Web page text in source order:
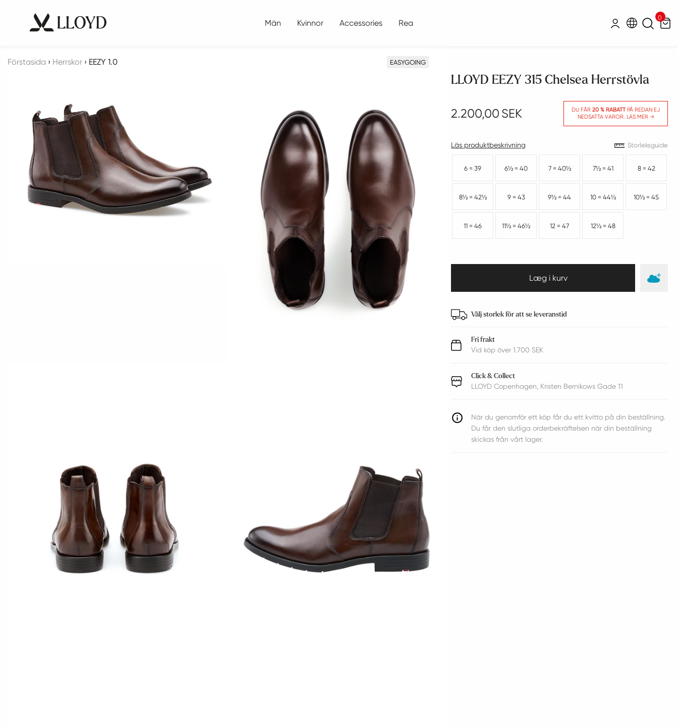
Män Kvinnor Accessories Rea
0
Förstasida › Herrskor › EEZY 1.0 EASYGOING
LLOYD EEZY 315 Chelsea Herrstövla
2.200,00 SEK DU FÅR20 % RABATTPÅ REDAN EJ
NEDSATTA VAROR. LÄS MER →
Läs produktbeskrivning Storleksguide
6 = 39 6½ = 40 7 = 40½ 7½ = 41 8 = 42
8½ = 42½ 9 = 43 9½ = 44 10 = 44½ 10½ = 45
11 = 46 11½ = 46½ 12 = 47 12½ = 48
Välj storlek för att se leveranstid
Fri frakt
Vid köp över 1.700 SEK
Click & Collect
LLOYD Copenhagen, Kristen Bernikows Gade 11
När du genomför ett köp får du ett kvitto på din beställning.
Du får den slutliga orderbekräftelsen när din beställning
skickas från vårt lager.